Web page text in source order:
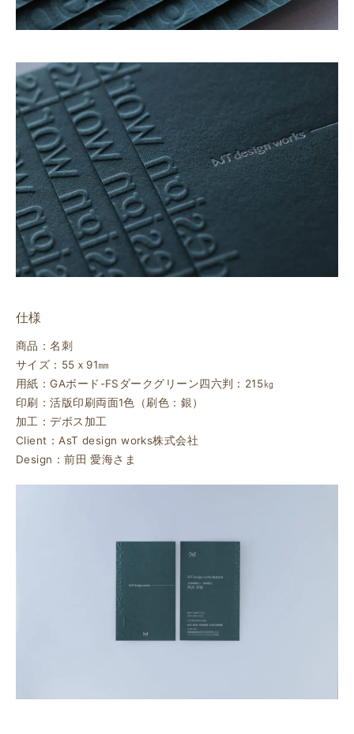
仕様
商品：名刺
サイズ：55ｘ91㎜
用紙：GAボード-FSダークグリーン四六判：215㎏
印刷：活版印刷両面1色（刷色：銀）
加工：デボス加工
Client：AsT design works株式会社
Design：前田 愛海さま